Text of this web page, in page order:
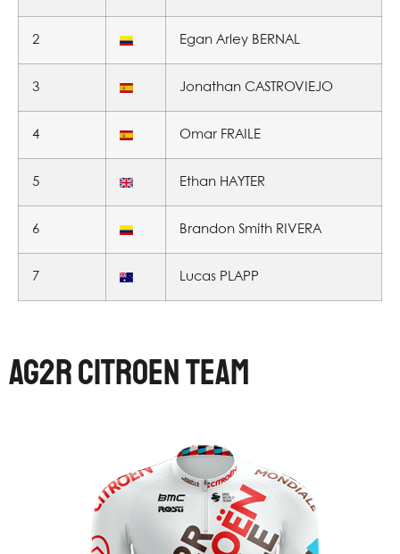
2 Egan Arley BERNAL
3 Jonathan CASTROVIEJO
4 Omar FRAILE
5 Ethan HAYTER
6 Brandon Smith RIVERA
7 Lucas PLAPP
AG2R CITROEN TEAM